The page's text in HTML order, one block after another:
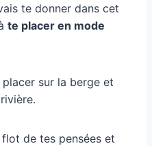
te donner dans cet
te placer en mode
sur la berge et
flot de tes pensées et